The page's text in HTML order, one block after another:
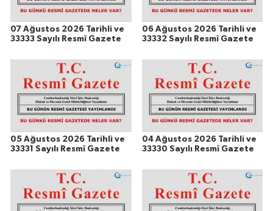
07 Ağustos 2026 Tarihli ve
33333 Sayılı Resmî Gazete
06 Ağustos 2026 Tarihli ve
33332 Sayılı Resmî Gazete
05 Ağustos 2026 Tarihli ve
33331 Sayılı Resmî Gazete
04 Ağustos 2026 Tarihli ve
33330 Sayılı Resmî Gazete